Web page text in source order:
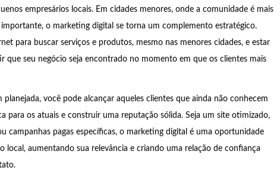
empresários locais. Em cidades menores, onde a comunidade é mais
o marketing digital se torna um complemento estratégico.
para buscar serviços e produtos, mesmo nas menores cidades, e estar
que seu negócio seja encontrado no momento em que os clientes mais
você pode alcançar aqueles clientes que ainda não conhecem
para os atuais e construir uma reputação sólida. Seja um site otimizado,
campanhas pagas específicas, o marketing digital é uma oportunidade
local, aumentando sua relevância e criando uma relação de confiança